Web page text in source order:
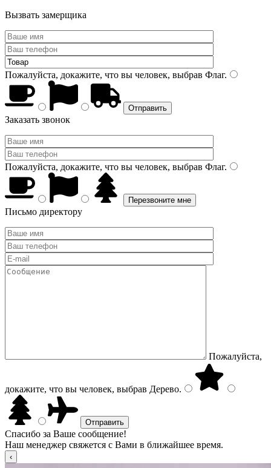
Вызвать замерщика
Пожалуйста, докажите, что вы человек, выбрав Флаг.
Заказать звонок
Пожалуйста, докажите, что вы человек, выбрав Флаг.
Письмо директору
Пожалуйста,
докажите, что вы человек, выбрав Дерево.
Спасибо за Ваше сообщение!
Наш менеджер свяжется с Вами в ближайшее время.